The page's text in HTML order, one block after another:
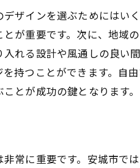
応じた柔軟な間取りプラン
したエコな素材の活用
改築を見据えた設計の重要
実現する安心・安全な暮ら
計を活用した注文住宅が選
を活かした効率的な設計
店との連携による注文住宅
ザインを選ぶためにはい
が重要です。次に、地域
れる設計や風通しの良い
持つことができます。自
とが成功の鍵となります。
常に重要です。安城市で